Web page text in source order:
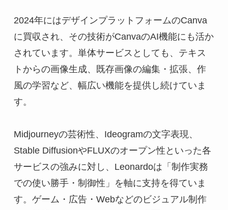
2024年にはデザインプラットフォームのCanva
に買収され、その技術がCanvaのAI機能にも活か
されています。単体サービスとしても、テキス
トからの画像生成、既存画像の編集・拡張、作
風の学習など、幅広い機能を提供し続けていま
す。
Midjourneyの芸術性、Ideogramの文字表現、
Stable DiffusionやFLUXのオープン性といった各
サービスの強みに対し、Leonardoは「制作実務
での使い勝手・制御性」を軸に支持を得ていま
す。ゲーム・広告・Webなどのビジュアル制作